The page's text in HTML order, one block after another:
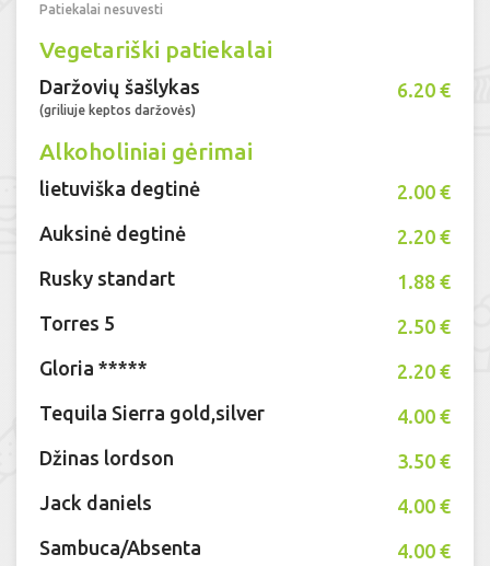
Patiekalai nesuvesti
Vegetariški patiekalai
Daržovių šašlykas
(griliuje keptos daržovės)
6.20 €
Alkoholiniai gėrimai
lietuviška degtinė
2.00 €
Auksinė degtinė
2.20 €
Rusky standart
1.88 €
Torres 5
2.50 €
Gloria *****
2.20 €
Tequila Sierra gold,silver
4.00 €
Džinas lordson
3.50 €
Jack daniels
4.00 €
Sambuca/Absenta
4.00 €